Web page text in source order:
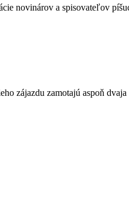
novinárov a spisovateľov
zájazdu zamotajú aspoň